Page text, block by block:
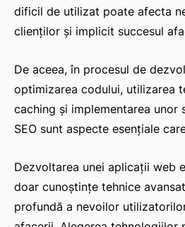
dificil de utilizat poate afecta
clienților și implicit succesul
De aceea, în procesul de
optimizarea codului, utilizarea
caching și implementarea unor
SEO sunt aspecte esențiale
Dezvoltarea unei aplicații web
doar cunoștințe tehnice
profundă a nevoilor